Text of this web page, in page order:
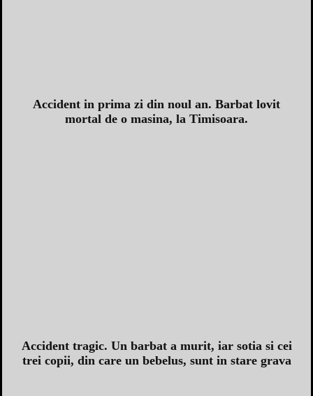
Accident in prima zi din noul an. Barbat lovit
mortal de o masina, la Timisoara.
Accident tragic. Un barbat a murit, iar sotia si cei
trei copii, din care un bebelus, sunt in stare grava